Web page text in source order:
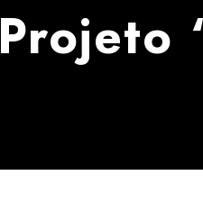
Projeto